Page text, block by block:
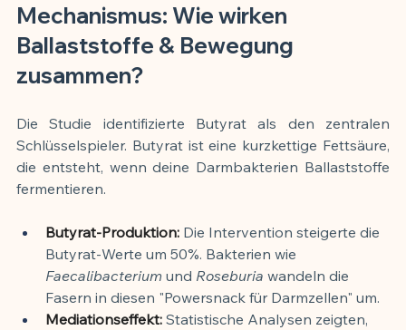
Mechanismus: Wie wirken
Ballaststoffe & Bewegung
zusammen?
Die Studie identifizierte Butyrat als den zentralen
Schlüsselspieler. Butyrat ist eine kurzkettige Fettsäure,
die entsteht, wenn deine Darmbakterien Ballaststoffe
fermentieren.
Butyrat-Produktion: Die Intervention steigerte die
Butyrat-Werte um 50%. Bakterien wie
Faecalibacterium und Roseburia wandeln die
Fasern in diesen "Powersnack für Darmzellen" um.
Mediationseffekt: Statistische Analysen zeigten,